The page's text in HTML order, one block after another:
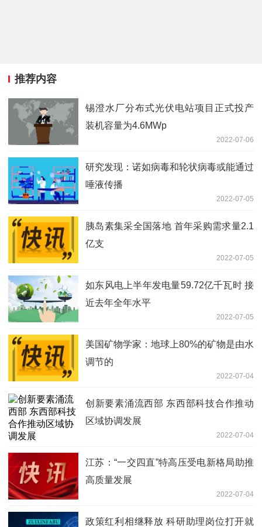
推荐内容
锡澄水厂分布式光伏电站项目正式投产
装机容量为4.6MWp
2022-07-06
研究发现：诺如病毒和轮状病毒或能通过
唾液传播
2022-07-05
胰岛素集采全国落地 首年采购需求量2.1
亿支
2022-07-05
如东风电上半年发电量59.72亿千瓦时 接
近去年全年水平
2022-07-05
美国矿物学家：地球上80%的矿物是由水
调节的
2022-07-04
创新要素涌流西部 东西部科技合作推动
区域协调发展
2022-07-04
江苏：“一交四直”特高压受电新格局助推
高质量发展
2022-07-04
政策红利相继释放 科研助理岗位打开就